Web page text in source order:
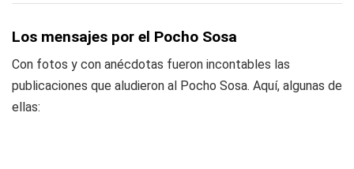
Los mensajes por el Pocho Sosa
Con fotos y con anécdotas fueron incontables las
publicaciones que aludieron al Pocho Sosa. Aquí, algunas de
ellas: